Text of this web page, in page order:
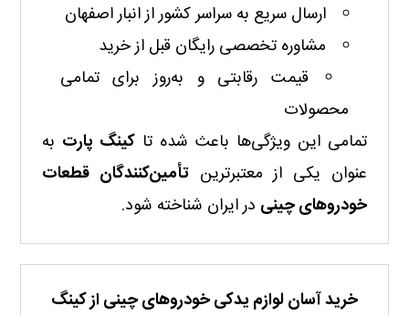
ارسال سریع به سراسر کشور از انبار اصفهان
مشاوره تخصصی رایگان قبل از خرید
قیمت رقابتی و به‌روز برای تمامی
محصولات
تمامی این ویژگی‌ها باعث شده تاکینگ پارت به
عنوان یکی از معتبرترینتأمین‌کنندگان قطعات
خودروهای چینی در ایران شناخته شود.
خرید آسان لوازم یدکی خودروهای چینی از کینگ